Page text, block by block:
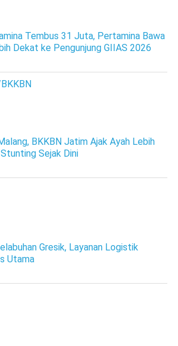
Tembus 31 Juta, Pertamina Bawa
Dekat ke Pengunjung GIIAS 2026
BKKBN Jatim Ajak Ayah Lebih
Sejak Dini
Gresik, Layanan Logistik
Utama